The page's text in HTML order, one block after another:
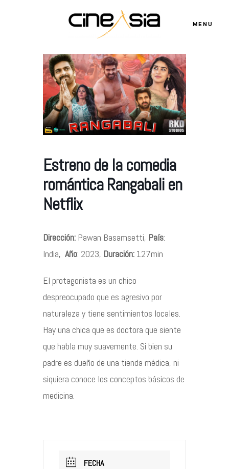
MENU
Estreno de la comedia
romántica Rangabali en
Netflix
Dirección: Pawan Basamsetti, País:
India, Año: 2023, Duración: 127min
El protagonista es un chico
despreocupado que es agresivo por
naturaleza y tiene sentimientos locales.
Hay una chica que es doctora que siente
que habla muy suavemente. Si bien su
padre es dueño de una tienda médica, ni
siquiera conoce los conceptos básicos de
medicina.
FECHA
Servicios
Contacto
©2026 COPYRIGHT FLOTHEMES